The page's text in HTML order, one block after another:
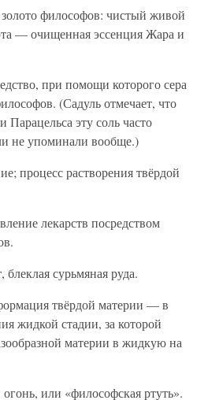
философов: чистый живой
— очищенная эссенция Жара и
при помощи которого сера
(Садуль отмечает, что
эту соль часто
не упоминали вообще.)
процесс растворения твёрдой
лекарств посредством
сурьмяная руда.
твёрдой материи — в
жидкой стадии, за которой
материи в жидкую на
или «философская ртуть».